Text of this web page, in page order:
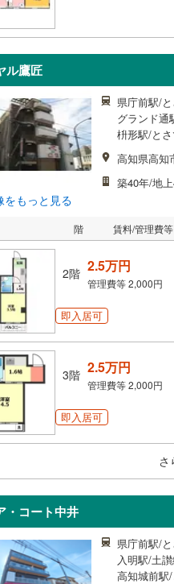
ル鷹匠
をもっと見る
県庁前駅/
グランド通
枡形駅/と
高知県高知
築40年/地
階 賃料/管理費等
2階 2.5万円
管理費等2,000円
即入居可
3階 2.5万円
管理費等2,000円
即入居可
さ
・コート中井
県庁前駅/
入明駅/土
高知城前駅